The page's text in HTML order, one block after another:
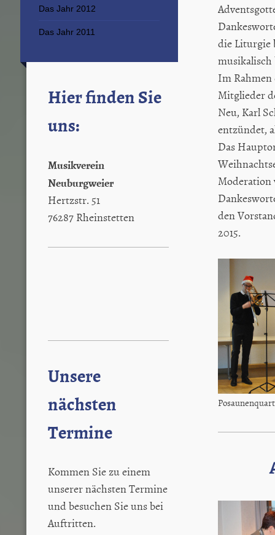
die Liturgie
Im
Mitglieder
Neu, Karl
entzündet,
Das
Moderation
den
2015.
Das Jahr 2012
Das Jahr 2011
Hier finden Sie
uns:
Musikverein
Neuburgweier
Hertzstr. 51
76287 Rheinstetten
Unsere
nächsten
Termine
Kommen Sie zu einem
unserer nächsten Termine
und besuchen Sie uns bei
Auftritten.